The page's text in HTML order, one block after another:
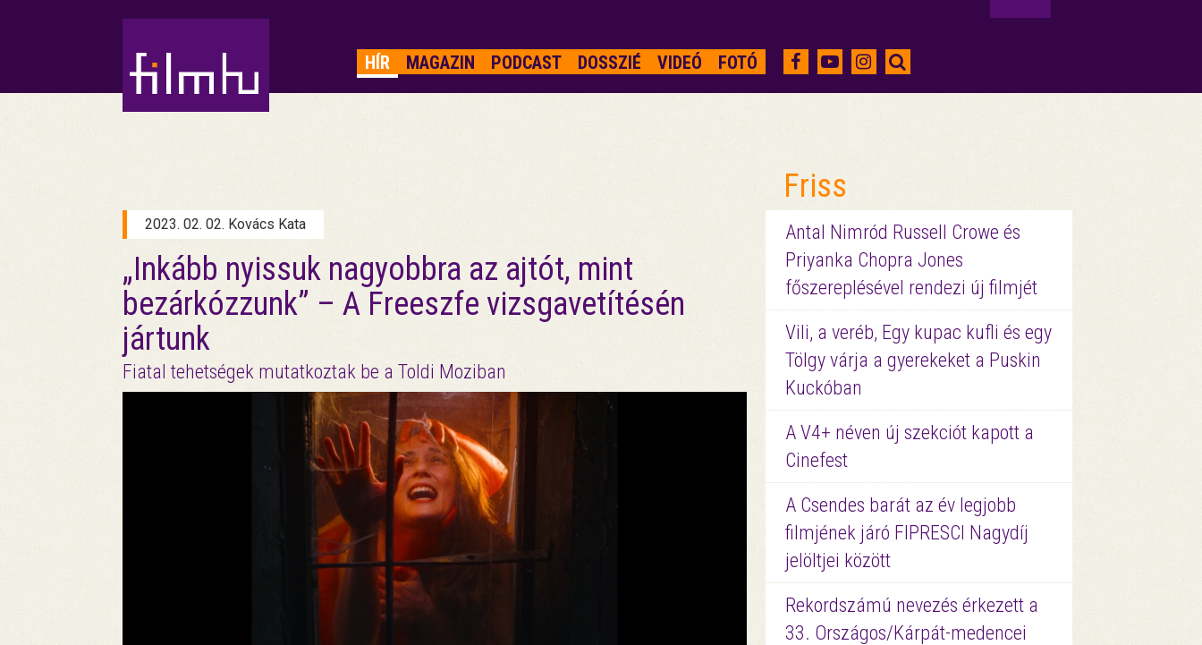
HÍR MAGAZIN PODCAST DOSSZIÉ VIDEÓ FOTÓ
2023. 02. 02. Kovács Kata
„Inkább nyissuk nagyobbra az ajtót, mint
bezárkózzunk” – A Freeszfe vizsgavetítésén
jártunk
Fiatal tehetségek mutatkoztak be a Toldi Moziban
Friss
Antal Nimród Russell Crowe és
Priyanka Chopra Jones
főszereplésével rendezi új filmjét
Vili, a veréb, Egy kupac kufli és egy
Tölgy várja a gyerekeket a Puskin
Kuckóban
A V4+ néven új szekciót kapott a
Cinefest
A Csendes barát az év legjobb
filmjének járó FIPRESCI Nagydíj
jelöltjei között
Rekordszámú nevezés érkezett a
33. Országos/Kárpát-medencei